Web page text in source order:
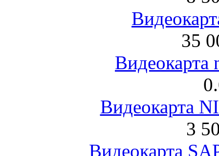
35
Видеокарта
Видеокарта
3
Видеокарта